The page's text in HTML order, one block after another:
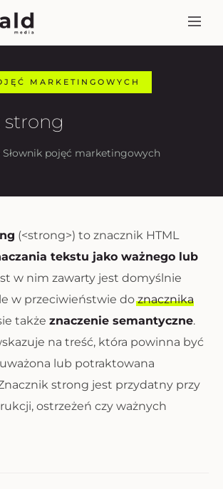
MARKETINGOWYCH
strong
Słownik pojęć marketingowych
(<strong>) to znacznik HTML
tekstu jako ważnego lub
w nim zawarty jest domyślnie
w przeciwieństwie doznacznika
także znaczenie semantyczne.
na treść, która powinna być
lub potraktowana
strong jest przydatny przy
ostrzeżeń czy ważnych